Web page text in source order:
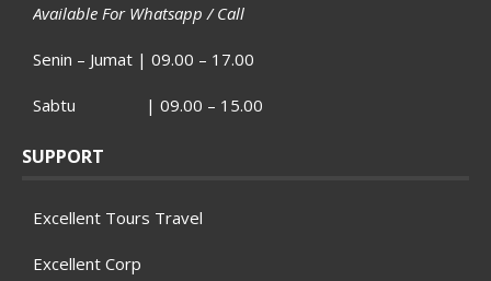
Available For Whatsapp / Call
Senin – Jumat | 09.00 – 17.00
Sabtu | 09.00 – 15.00
SUPPORT
Excellent Tours Travel
Excellent Corp